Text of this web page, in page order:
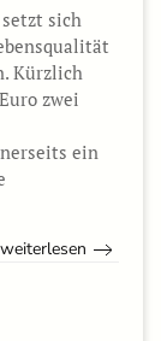
sich
Kürzlich
zwei
ein
weiterlesen